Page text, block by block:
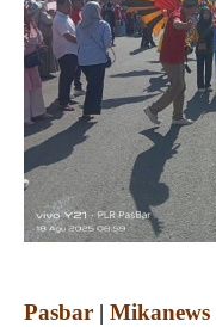
Pasbar | Mikanews